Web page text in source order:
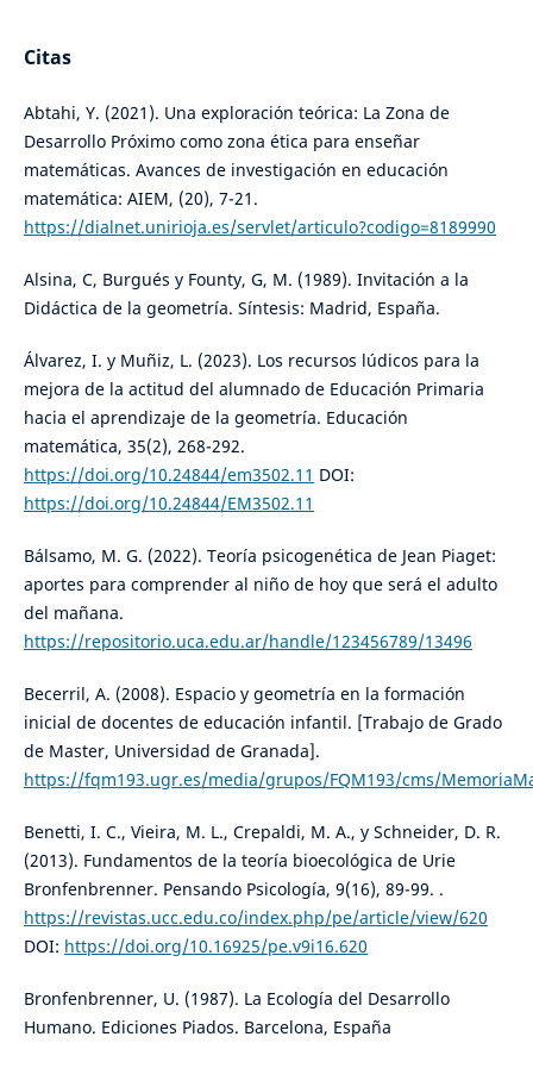
Citas
Abtahi, Y. (2021). Una exploración teórica: La Zona de
Desarrollo Próximo como zona ética para enseñar
matemáticas. Avances de investigación en educación
matemática: AIEM, (20), 7-21.
https://dialnet.unirioja.es/servlet/articulo?codigo=8189990
Alsina, C, Burgués y Founty, G, M. (1989). Invitación a la
Didáctica de la geometría. Síntesis: Madrid, España.
Álvarez, I. y Muñiz, L. (2023). Los recursos lúdicos para la
mejora de la actitud del alumnado de Educación Primaria
hacia el aprendizaje de la geometría. Educación
matemática, 35(2), 268-292.
https://doi.org/10.24844/em3502.11 DOI:
https://doi.org/10.24844/EM3502.11
Bálsamo, M. G. (2022). Teoría psicogenética de Jean Piaget:
aportes para comprender al niño de hoy que será el adulto
del mañana.
https://repositorio.uca.edu.ar/handle/123456789/13496
Becerril, A. (2008). Espacio y geometría en la formación
inicial de docentes de educación infantil. [Trabajo de Grado
de Master, Universidad de Granada].
https://fqm193.ugr.es/media/grupos/FQM193/cms/
Benetti, I. C., Vieira, M. L., Crepaldi, M. A., y Schneider, D. R.
(2013). Fundamentos de la teoría bioecológica de Urie
Bronfenbrenner. Pensando Psicología, 9(16), 89-99. .
https://revistas.ucc.edu.co/index.php/pe/article/view/620
DOI: https://doi.org/10.16925/pe.v9i16.620
Bronfenbrenner, U. (1987). La Ecología del Desarrollo
Humano. Ediciones Piados. Barcelona, España